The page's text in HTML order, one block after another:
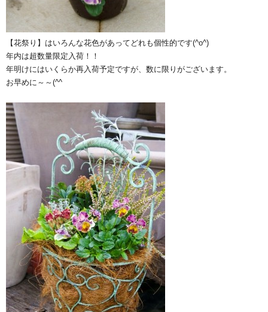
【花祭り】はいろんな花色があってどれも個性的です(^o^)
年内は超数量限定入荷！！
年明けにはいくらか再入荷予定ですが、数に限りがございます。
お早めに～～(^^ゞ